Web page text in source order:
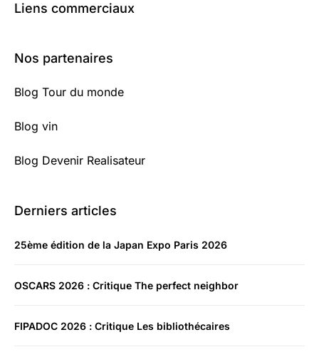
Liens commerciaux
Nos partenaires
Blog Tour du monde
Blog vin
Blog Devenir Realisateur
Derniers articles
25ème édition de la Japan Expo Paris 2026
OSCARS 2026 : Critique The perfect neighbor
FIPADOC 2026 : Critique Les bibliothécaires